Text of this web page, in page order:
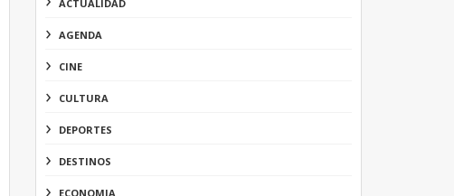
ACTUALIDAD
AGENDA
CINE
CULTURA
DEPORTES
DESTINOS
ECONOMIA